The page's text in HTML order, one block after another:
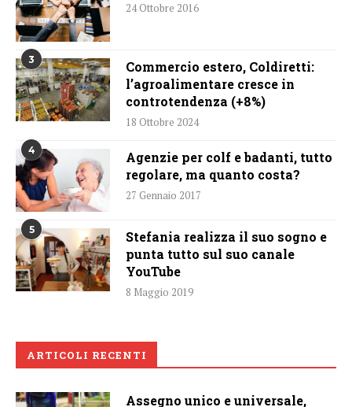
24 Ottobre 2016
3
Commercio estero, Coldiretti:
l’agroalimentare cresce in
controtendenza (+8%)
18 Ottobre 2024
4
Agenzie per colf e badanti, tutto
regolare, ma quanto costa?
27 Gennaio 2017
5
Stefania realizza il suo sogno e
punta tutto sul suo canale
YouTube
8 Maggio 2019
ARTICOLI RECENTI
Assegno unico e universale,